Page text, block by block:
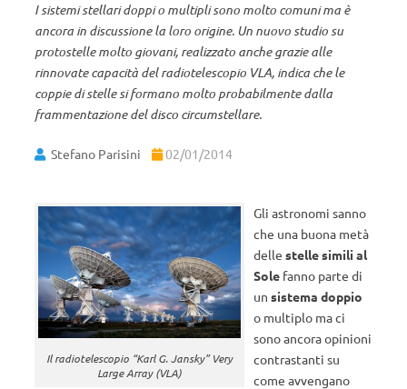
I sistemi stellari doppi o multipli sono molto comuni ma è
ancora in discussione la loro origine. Un nuovo studio su
protostelle molto giovani, realizzato anche grazie alle
rinnovate capacità del radiotelescopio VLA, indica che le
coppie di stelle si formano molto probabilmente dalla
frammentazione del disco circumstellare.
Stefano Parisini 02/01/2014
Il radiotelescopio “Karl G. Jansky” Very
Large Array (VLA)
Gli astronomi sanno
che una buona metà
dellestelle simili al
Sole fanno parte di
unsistema doppio
o multiplo ma ci
sono ancora opinioni
contrastanti su
come avvengano